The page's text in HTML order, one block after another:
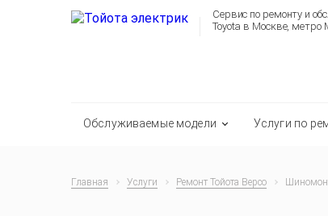
Сервис по ремонту и
Toyota в Москве, метро
Обслуживаемые модели Услуги по
Главная Услуги Ремонт Тойота Версо